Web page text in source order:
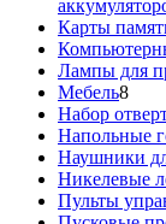
Карты
Лампы для
Мебель88
Набор
Напольные
Наушники
Никелевые
Пульты